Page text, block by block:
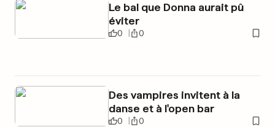
Le bal que Donna aurait pû
éviter
0 0
Des vampires invitent à la
danse et à l'open bar
0 0